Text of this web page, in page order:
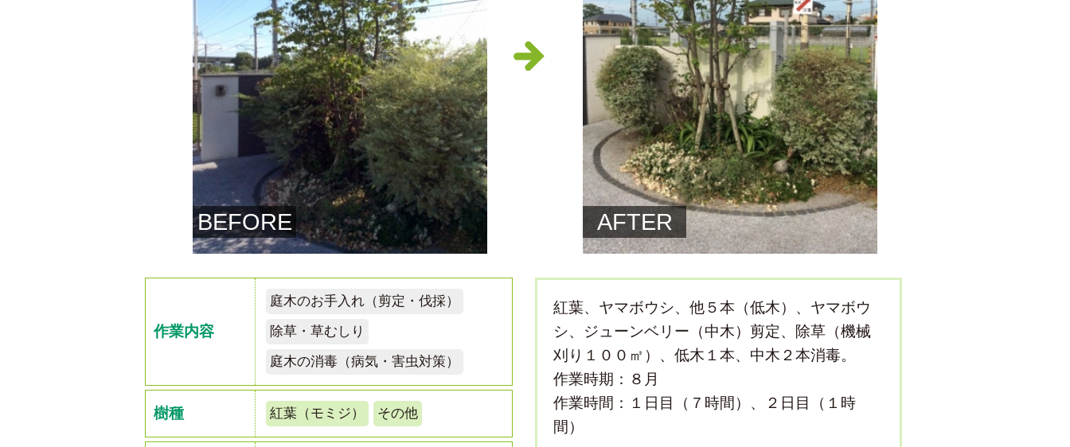
BEFORE AFTER
作業内容
庭木のお手入れ（剪定・伐採）
除草・草むしり
庭木の消毒（病気・害虫対策）
樹種 紅葉（モミジ） その他
紅葉、ヤマボウシ、他５本（低木）、ヤマボウ
シ、ジューンベリー（中木）剪定、除草（機械
刈り１００㎡）、低木１本、中木２本消毒。
作業時期：８月
作業時間：１日目（７時間）、２日目（１時
間）